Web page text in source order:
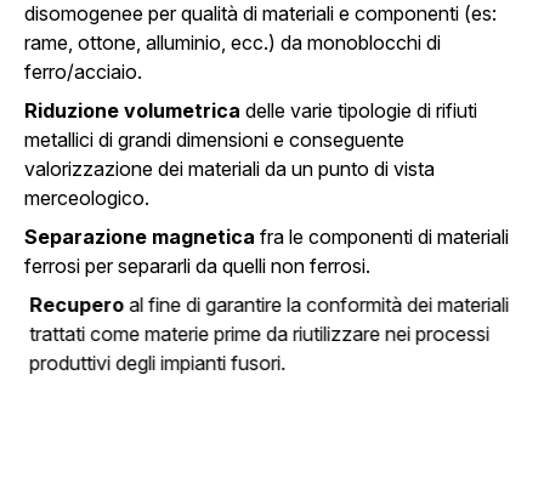
disomogenee per qualità di materiali e componenti (es:
rame, ottone, alluminio, ecc.) da monoblocchi di
ferro/acciaio.
Riduzione volumetrica delle varie tipologie di rifiuti
metallici di grandi dimensioni e conseguente
valorizzazione dei materiali da un punto di vista
merceologico.
Separazione magnetica fra le componenti di materiali
ferrosi per separarli da quelli non ferrosi.
Recuperoal fine di garantire la conformità dei materiali
trattati come materie prime da riutilizzare nei processi
produttivi degli impianti fusori.